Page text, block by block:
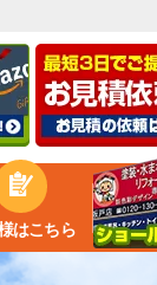
はこちら